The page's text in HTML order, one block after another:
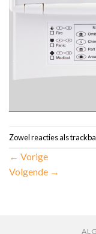
Zowel reacties als
← Vorige
Volgende →